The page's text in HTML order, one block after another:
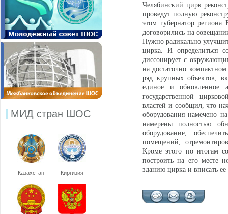
МИД стран ШОС
Казахстан Киргизия
Челябинский цирк
проведут полную
этом губернатор
договорились на
Нужно радикально
цирка. И определиться
диссонирует с
на достаточно
ряд крупных объектов,
единое и обновленное
государственной
властей и сообщил, что
оборудования намечено
намерены полностью
оборудование,
помещений,
Кроме этого по итогам
построить на его месте
зданию цирка и вписать